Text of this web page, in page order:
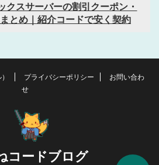
クスサーバーの割引クーポン・
とめ｜紹介コードで安く契約
プライバシーポリシー
お問い合わ
せ
コードブログ